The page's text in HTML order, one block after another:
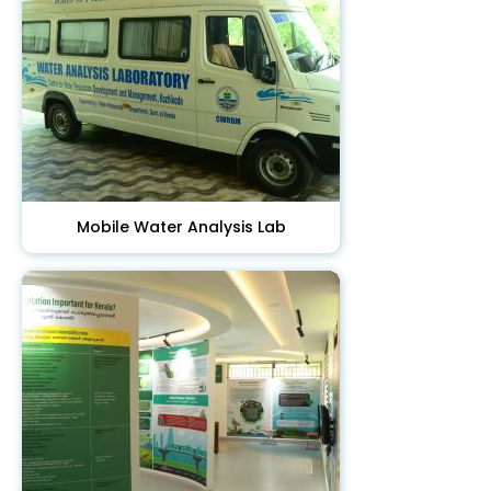
Mobile Water Analysis Lab